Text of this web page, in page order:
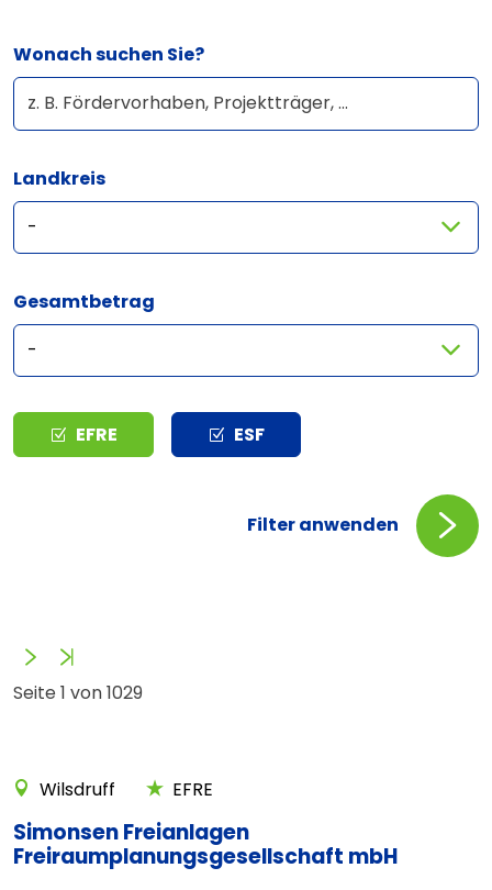
Wonach suchen Sie?
Landkreis
Gesamtbetrag
Typ EFRE ESF
Filter anwenden
Seite 1 von 1029
Vorwärts
Wilsdruff EFRE
Simonsen Freianlagen
Freiraumplanungsgesellschaft mbH